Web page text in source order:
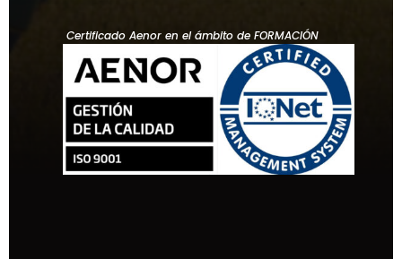
Certificado Aenor en el ámbito de FORMACIÓN